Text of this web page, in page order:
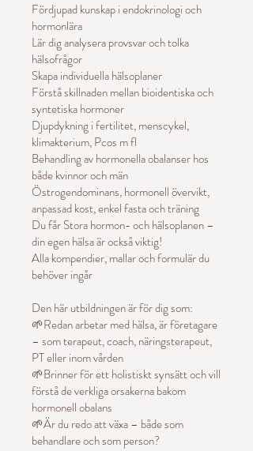
Fördjupad kunskap i endokrinologi och
hormonlära
Lär dig analysera provsvar och tolka
hälsofrågor
Skapa individuella hälsoplaner
Förstå skillnaden mellan bioidentiska och
syntetiska hormoner
Djupdykning i fertilitet, menscykel,
klimakterium, Pcos m fl
Behandling av hormonella obalanser hos
både kvinnor och män
Östrogendominans, hormonell övervikt,
anpassad kost, enkel fasta och träning
Du får Stora hormon- och hälsoplanen –
din egen hälsa är också viktig!
Alla kompendier, mallar och formulär du
behöver ingår
Den här utbildningen är för dig som:
🌱Redan arbetar med hälsa, är företagare
– som terapeut, coach, näringsterapeut,
PT eller inom vården
🌱Brinner för ett holistiskt synsätt och vill
förstå de verkliga orsakerna bakom
hormonell obalans
🌱Är du redo att växa – både som
behandlare och som person?